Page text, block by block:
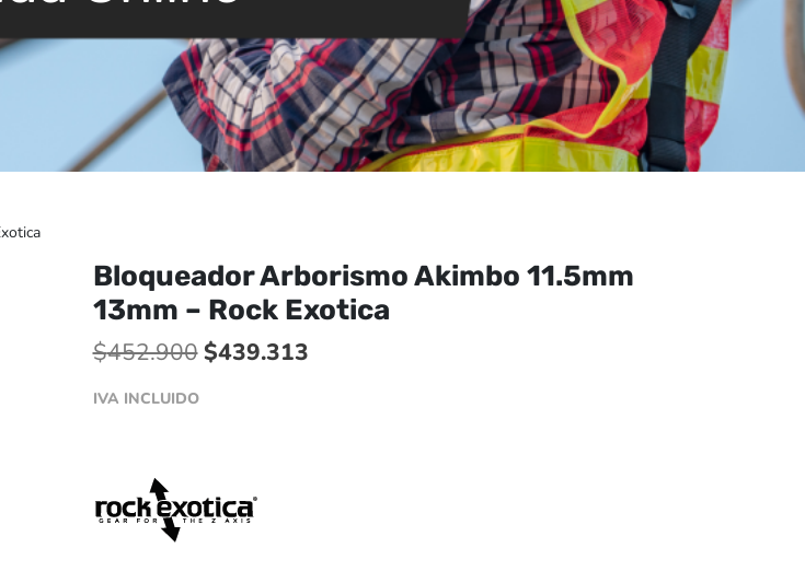
Bloqueador Arborismo Akimbo 11.5mm
13mm – Rock Exotica
$452.900El
$439.313El
IVA INCLUIDO